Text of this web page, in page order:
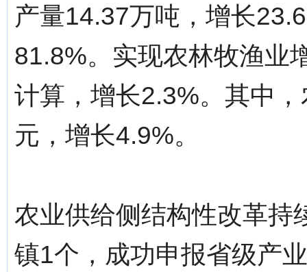
产量14.37万吨，增长
81.8%。实现农林牧渔业
计算，增长2.3%。其中
元，增长4.9%。
农业供给侧结构性改革持
镇1个，成功申报省级产